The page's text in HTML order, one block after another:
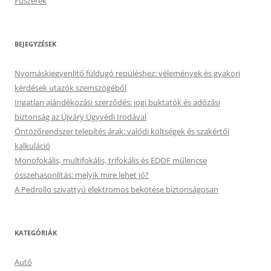
BEJEGYZÉSEK
Nyomáskiegyenlítő füldugó repüléshez: vélemények és gyakori
kérdések utazók szemszögéből
Ingatlan ajándékozási szerződés: jogi buktatók és adózási
biztonság az Újváry Ügyvédi Irodával
Öntözőrendszer telepítés árak: valódi költségek és szakértői
kalkuláció
Monofokális, multifokális, trifokális és EDOF műlencse
összehasonlítás: melyik mire lehet jó?
A Pedrollo szivattyú elektromos bekötése biztonságosan
KATEGÓRIÁK
Autó